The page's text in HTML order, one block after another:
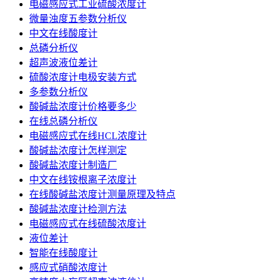
电磁感应式工业硫酸浓度计
微量浊度五参数分析仪
中文在线酸度计
总磷分析仪
超声波液位差计
硫酸浓度计电极安装方式
多参数分析仪
酸碱盐浓度计价格要多少
在线总磷分析仪
电磁感应式在线HCL浓度计
酸碱盐浓度计怎样测定
酸碱盐浓度计制造厂
中文在线铵根离子浓度计
在线酸碱盐浓度计测量原理及特点
酸碱盐浓度计检测方法
电磁感应式在线硫酸浓度计
液位差计
智能在线酸度计
感应式硝酸浓度计